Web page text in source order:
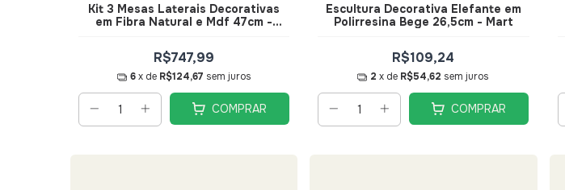
Kit 3 Mesas Laterais Decorativas
em Fibra Natural e Mdf 47cm -
R$747,99
6 x de R$124,67 sem juros
COMPRAR
Escultura Decorativa Elefante em
Polirresina Bege 26,5cm - Mart
R$109,24
2 x de R$54,62 sem juros
COMPRAR